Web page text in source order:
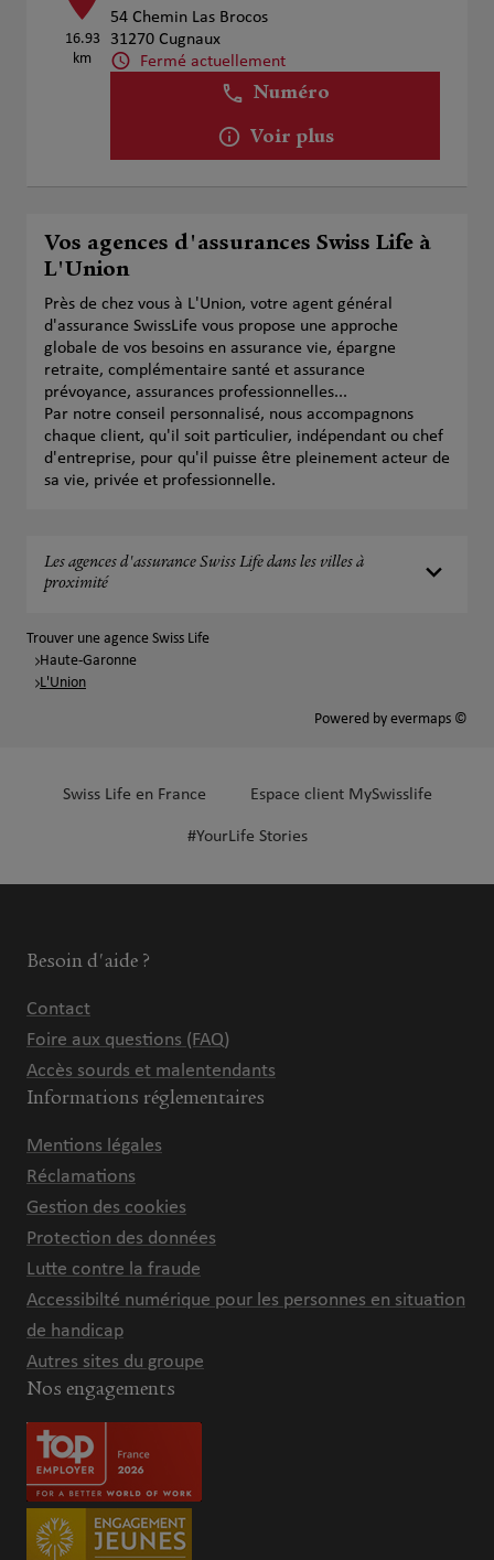
16.93
km
54 Chemin Las Brocos
31270 Cugnaux
Fermé actuellement
Numéro
Voir plus
Vos agences d'assurances Swiss Life à
L'Union
Près de chez vous à L'Union, votre agent général
d'assurance SwissLife vous propose une approche
globale de vos besoins en assurance vie, épargne
retraite, complémentaire santé et assurance
prévoyance, assurances professionnelles...
Par notre conseil personnalisé, nous accompagnons
chaque client, qu'il soit particulier, indépendant ou chef
d'entreprise, pour qu'il puisse être pleinement acteur de
sa vie, privée et professionnelle.
Les agences d'assurance Swiss Life dans les villes à
proximité
Trouver une agence Swiss Life
Haute-Garonne
L'Union
Powered by evermaps ©
Swiss Life en France Espace client MySwisslife
#YourLife Stories
Besoin d'aide ?
Contact
Foire aux questions (FAQ)
Accès sourds et malentendants
Informations réglementaires
Mentions légales
Réclamations
Gestion des cookies
Protection des données
Lutte contre la fraude
Accessibilté numérique pour les personnes en situation
de handicap
Autres sites du groupe
Nos engagements